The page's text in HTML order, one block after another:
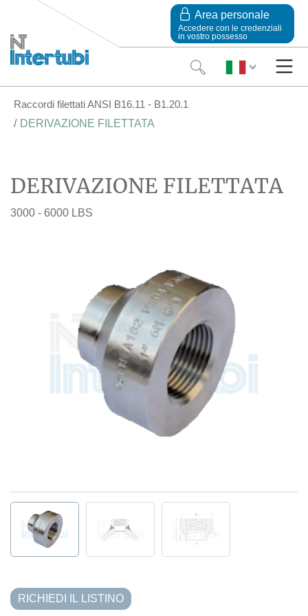
Area personale
Accedere con le credenziali
in vostro possesso
Raccordi filettati ANSI B16.11 - B1.20.1
DERIVAZIONE FILETTATA
DERIVAZIONE FILETTATA
3000 - 6000 LBS
RICHIEDI IL LISTINO